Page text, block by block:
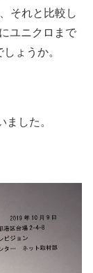
それと比較し
ユニクロまで
ょうか。
した。